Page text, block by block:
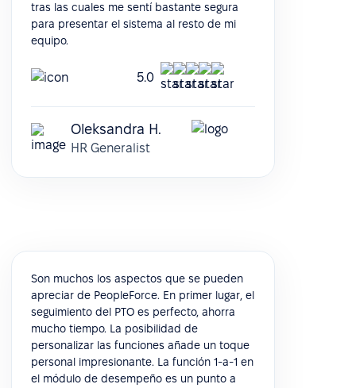
tras las cuales me sentí bastante segura
para presentar el sistema al resto de mi
equipo.
5.0
Oleksandra H.
HR Generalist
Son muchos los aspectos que se pueden
apreciar de PeopleForce. En primer lugar, el
seguimiento del PTO es perfecto, ahorra
mucho tiempo. La posibilidad de
personalizar las funciones añade un toque
personal impresionante. La función 1-a-1 en
el módulo de desempeño es un punto a